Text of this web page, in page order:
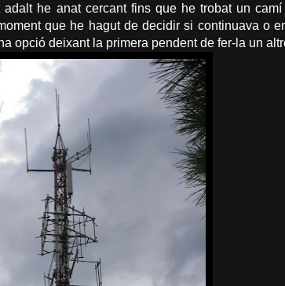
he anat cercant fins que he trobat un
que he hagut de decidir si continuava o
opció deixant la primera pendent de fer-la un